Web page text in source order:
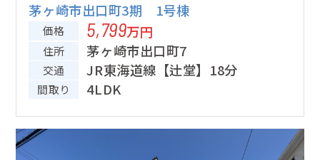
茅ヶ崎市出口町3期 1号棟
価格 5,799万円
住所 茅ヶ崎市出口町7
交通 JR東海道線【辻堂】18分
間取り 4LDK